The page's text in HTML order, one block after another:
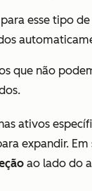
esse tipo
que não
ativos
expandir.
ao lado do